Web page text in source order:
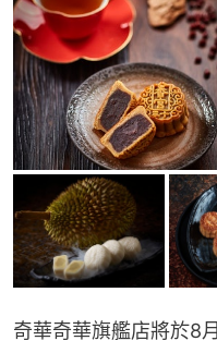
奇華奇華旗艦店將於8